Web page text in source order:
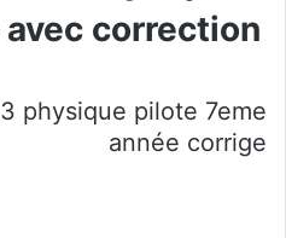
avec correction
physique pilote 7eme
année corrige